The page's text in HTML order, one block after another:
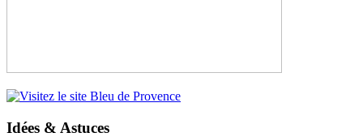
Idées & Astuces